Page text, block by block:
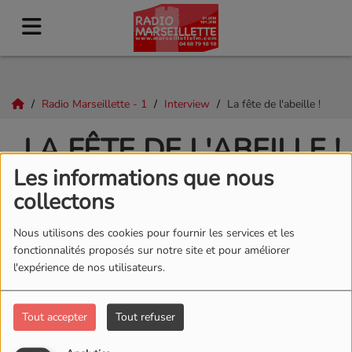
Les informations que nous
collectons
Nous utilisons des cookies pour fournir les services et les
fonctionnalités proposés sur notre site et pour améliorer
l'expérience de nos utilisateurs.
Tout accepter Tout refuser
Radio Marseillette - 1 Interview La fête de l'abeille !
LA FÊTE DE L'ABEILLE !
ÉCOUTER LE PODCAST